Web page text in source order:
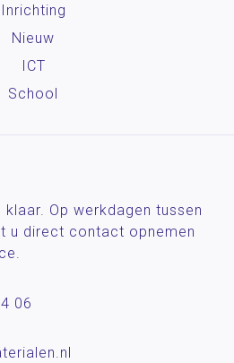
Inrichting
Nieuw
ICT
School
Op werkdagen tussen
u direct contact opnemen
06